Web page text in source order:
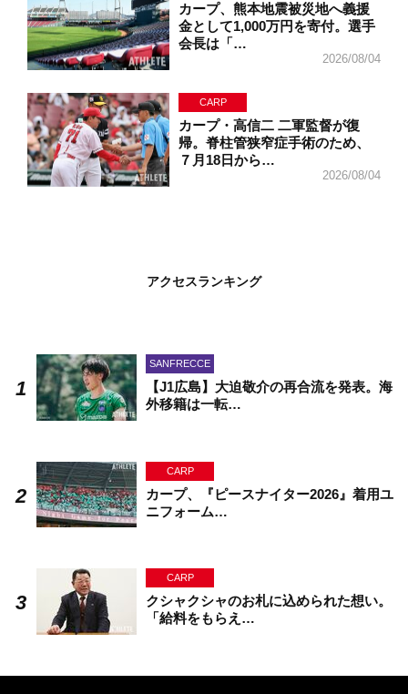
カープ、熊本地震被災地へ義援
金として1,000万円を寄付。選手
会長は「…
2026/08/04
CARP
カープ・高信二 二軍監督が復
帰。脊柱管狭窄症手術のため、
７月18日から…
2026/08/04
アクセスランキング
SANFRECCE
【J1広島】大迫敬介の再合流を発表。海
外移籍は一転…
CARP
カープ、『ピースナイター2026』着用ユ
ニフォーム…
CARP
クシャクシャのお札に込められた想い。
「給料をもらえ…